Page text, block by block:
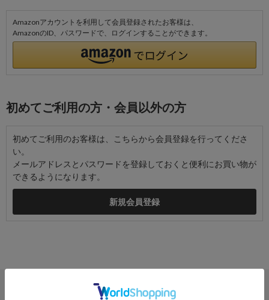
Amazonアカウントを利用して会員登録されたお客様は、
AmazonのID、パスワードで、ログインすることができます。
初めてご利用の方・会員以外の方
初めてご利用のお客様は、こちらから会員登録を行ってくださ
い。
メールアドレスとパスワードを登録しておくと便利にお買い物が
できるようになります。